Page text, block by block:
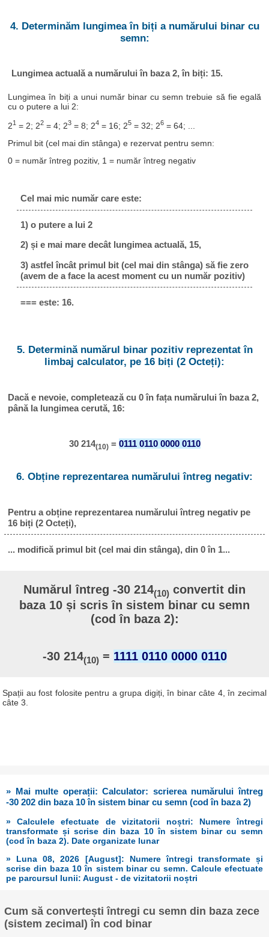
4. Determinăm lungimea în biți a numărului binar cu
semn:
Lungimea actuală a numărului în baza 2, în biți: 15.
Lungimea în biți a unui număr binar cu semn trebuie să fie egală
cu o putere a lui 2:
21 = 2; 22 = 4; 23 = 8; 24 = 16; 25 = 32; 26 = 64; ...
Primul bit (cel mai din stânga) e rezervat pentru semn:
0 = număr întreg pozitiv, 1 = număr întreg negativ
Cel mai mic număr care este:
1) o putere a lui 2
2) și e mai mare decât lungimea actuală, 15,
3) astfel încât primul bit (cel mai din stânga) să fie zero
(avem de a face la acest moment cu un număr pozitiv)
=== este: 16.
5. Determină numărul binar pozitiv reprezentat în
limbaj calculator, pe 16 biți (2 Octeți):
Dacă e nevoie, completează cu 0 în fața numărului în baza 2,
până la lungimea cerută, 16:
30 214(10)= 0111 0110 0000 0110
6. Obține reprezentarea numărului întreg negativ:
Pentru a obține reprezentarea numărului întreg negativ pe
16 biți (2 Octeți),
... modifică primul bit (cel mai din stânga), din 0 în 1...
Numărul întreg -30 214(10) convertit din
baza 10 și scris în sistem binar cu semn
(cod în baza 2):
-30 214(10) = 1111 0110 0000 0110
Spații au fost folosite pentru a grupa digiți, în binar câte 4, în zecimal
câte 3.
» Mai multe operații: Calculator: scrierea numărului întreg
-30 202 din baza 10 în sistem binar cu semn (cod în baza 2)
» Calculele efectuate de vizitatorii noștri: Numere întregi
transformate și scrise din baza 10 în sistem binar cu semn
(cod în baza 2). Date organizate lunar
» Luna 08, 2026 [August]: Numere întregi transformate și
scrise din baza 10 în sistem binar cu semn. Calcule efectuate
pe parcursul lunii: August - de vizitatorii noștri
Cum să convertești întregi cu semn din baza zece
(sistem zecimal) în cod binar